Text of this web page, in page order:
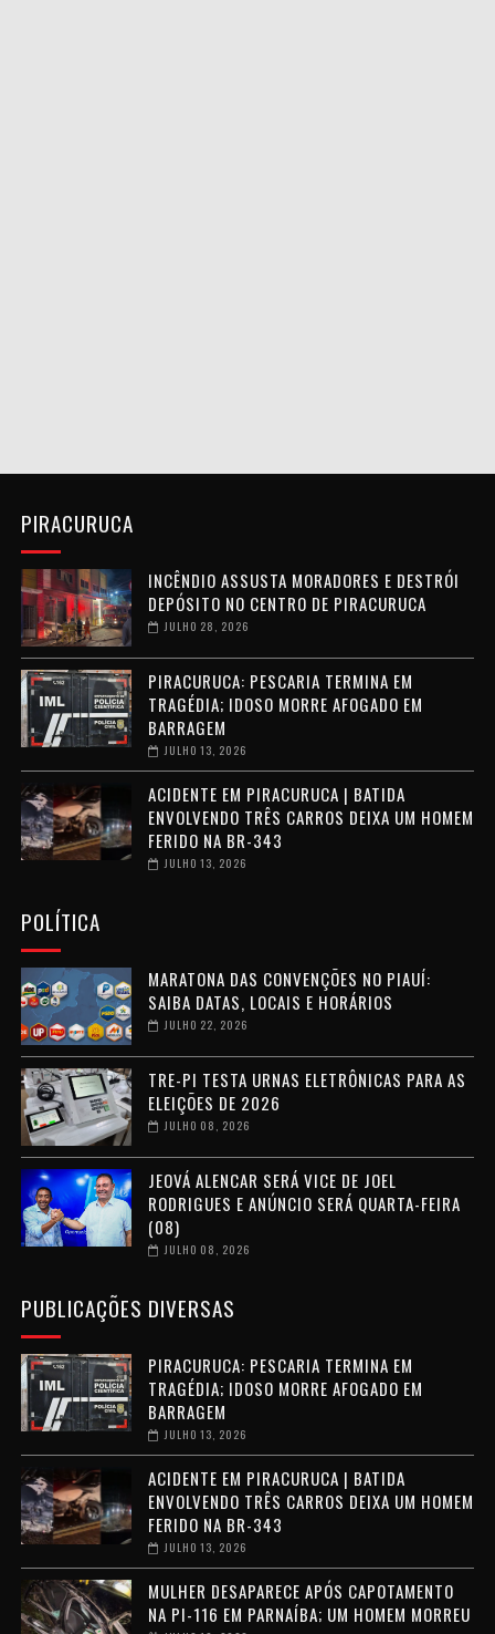
PIRACURUCA
INCÊNDIO ASSUSTA MORADORES E DESTRÓI
DEPÓSITO NO CENTRO DE PIRACURUCA
JULHO 28, 2026
PIRACURUCA: PESCARIA TERMINA EM
TRAGÉDIA; IDOSO MORRE AFOGADO EM
BARRAGEM
JULHO 13, 2026
ACIDENTE EM PIRACURUCA | BATIDA
ENVOLVENDO TRÊS CARROS DEIXA UM HOMEM
FERIDO NA BR-343
JULHO 13, 2026
POLÍTICA
MARATONA DAS CONVENÇÕES NO PIAUÍ:
SAIBA DATAS, LOCAIS E HORÁRIOS
JULHO 22, 2026
TRE-PI TESTA URNAS ELETRÔNICAS PARA AS
ELEIÇÕES DE 2026
JULHO 08, 2026
JEOVÁ ALENCAR SERÁ VICE DE JOEL
RODRIGUES E ANÚNCIO SERÁ QUARTA-FEIRA
(08)
JULHO 08, 2026
PUBLICAÇÕES DIVERSAS
PIRACURUCA: PESCARIA TERMINA EM
TRAGÉDIA; IDOSO MORRE AFOGADO EM
BARRAGEM
JULHO 13, 2026
ACIDENTE EM PIRACURUCA | BATIDA
ENVOLVENDO TRÊS CARROS DEIXA UM HOMEM
FERIDO NA BR-343
JULHO 13, 2026
MULHER DESAPARECE APÓS CAPOTAMENTO
NA PI-116 EM PARNAÍBA; UM HOMEM MORREU